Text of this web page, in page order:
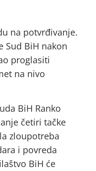
na potvrđivanje.
Sud BiH nakon
proglasiti
na nivo
BiH Ranko
četiri tačke
zloupotreba
i povreda
BiH će